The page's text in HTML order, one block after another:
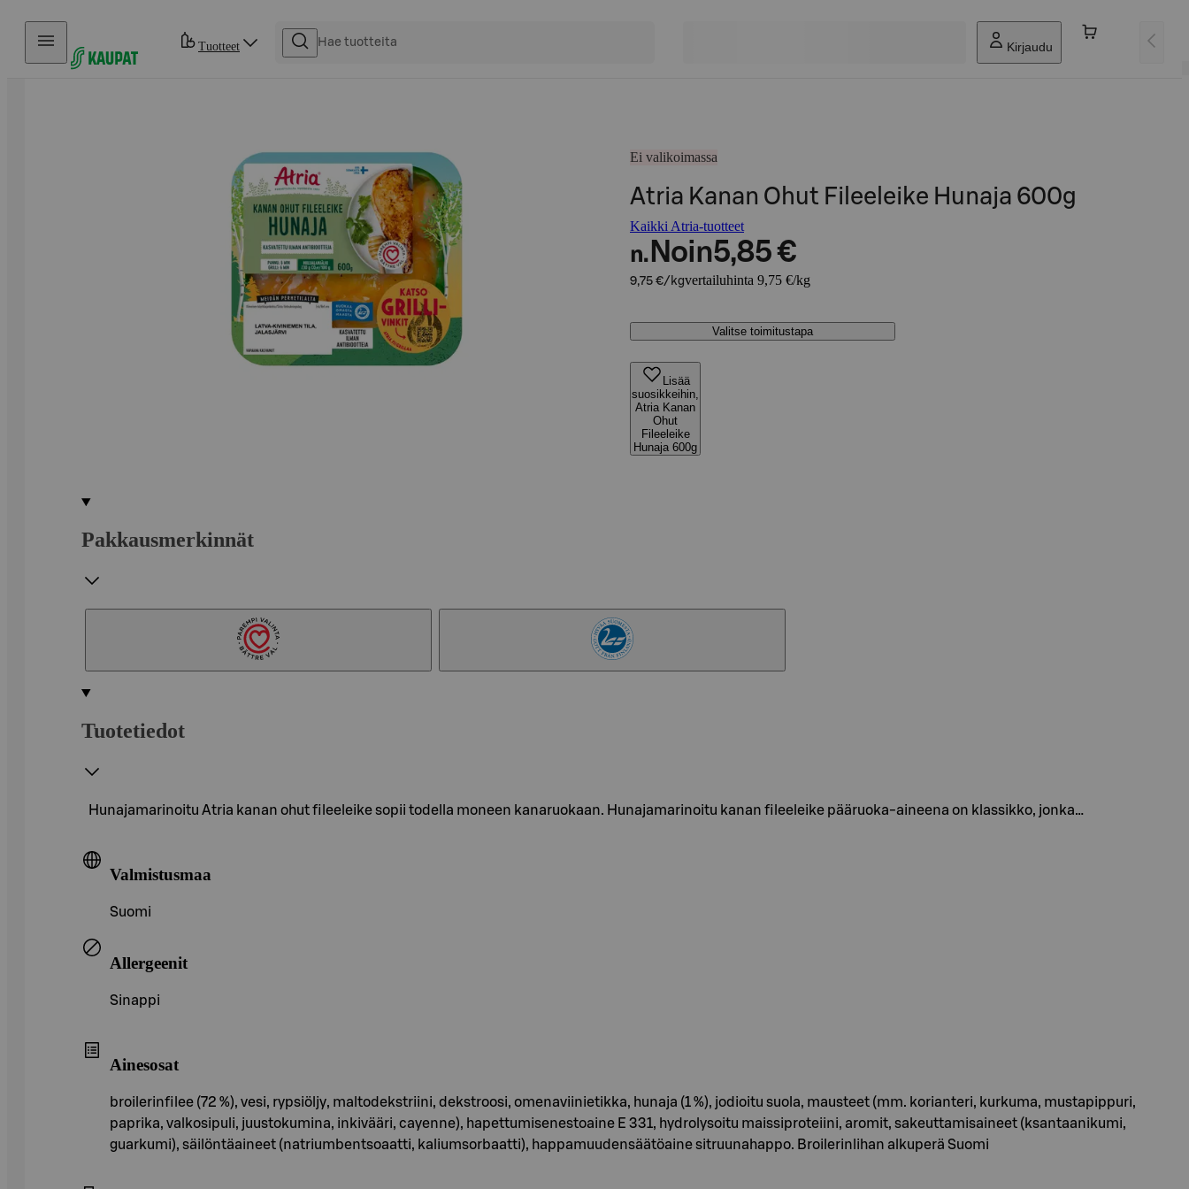
Hyppää sisältöön
Tuotteet Kirjaudu
Ei valikoimassa
Atria Kanan Ohut Fileeleike Hunaja 600g
Kaikki Atria-tuotteet
n. Noin5,85 €
9,75 €/kgvertailuhinta 9,75 €/kg
Valitse toimitustapa
Lisää
suosikkeihin,
Atria Kanan
Ohut
Fileeleike
Hunaja 600g
Pakkausmerkinnät
Tuotetiedot
Hunajamarinoitu Atria kanan ohut fileeleike sopii todella moneen kanaruokaan. Hunajamarinoitu kanan fileeleike pääruoka-aineena on klassikko, jonka…
Valmistusmaa
Suomi
Allergeenit
Sinappi
Ainesosat
broilerinfilee (72 %), vesi, rypsiöljy, maltodekstriini, dekstroosi, omenaviinietikka, hunaja (1 %), jodioitu suola, mausteet (mm. korianteri, kurkuma, mustapippuri,
paprika, valkosipuli, juustokumina, inkivääri, cayenne), hapettumisenestoaine E 331, hydrolysoitu maissiproteiini, aromit, sakeuttamisaineet (ksantaanikumi,
guarkumi), säilöntäaineet (natriumbentsoaatti, kaliumsorbaatti), happamuudensäätöaine sitruunahappo. Broilerinlihan alkuperä Suomi